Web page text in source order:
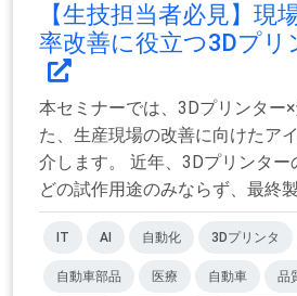
【生技担当者必見】現
率改善に役立つ3Dプリ
本セミナーでは、3Dプリンター
た、生産現場の改善に向けたア
介します。 近年、3Dプリンタ
どの試作用途のみならず、最終
IT AI 自動化 3Dプリンタ
自動車部品 医療 自動車 品